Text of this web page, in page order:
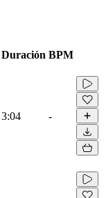
Duración BPM
3:04 -